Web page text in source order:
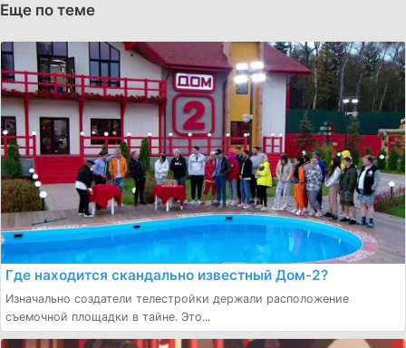
Еще по теме
Где находится скандально известный Дом-2?
Изначально создатели телестройки держали расположение
съемочной площадки в тайне. Это...